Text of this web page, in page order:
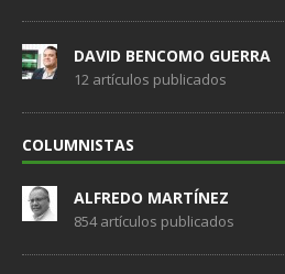
DAVID BENCOMO GUERRA
12 artículos publicados
COLUMNISTAS
ALFREDO MARTÍNEZ
854 artículos publicados